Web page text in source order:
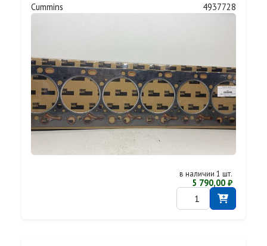
Cummins 4937728
в наличии 1 шт.
5 790,00 ₽